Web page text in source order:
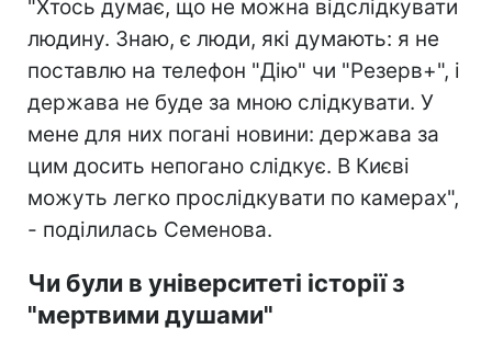
"Хтось думає, що не можна відслідкувати
людину. Знаю, є люди, які думають: я не
поставлю на телефон "Дію" чи "Резерв+", і
держава не буде за мною слідкувати. У
мене для них погані новини: держава за
цим досить непогано слідкує. В Києві
можуть легко прослідкувати по камерах",
- поділилась Семенова.
Чи були в університеті історії з
"мертвими душами"